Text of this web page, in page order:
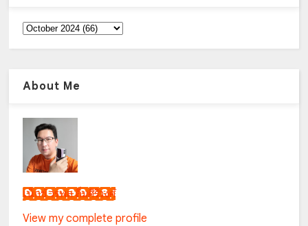
About Me
เน็กซ์ วรพล ลิ่มศิริวงศ์
View my complete profile